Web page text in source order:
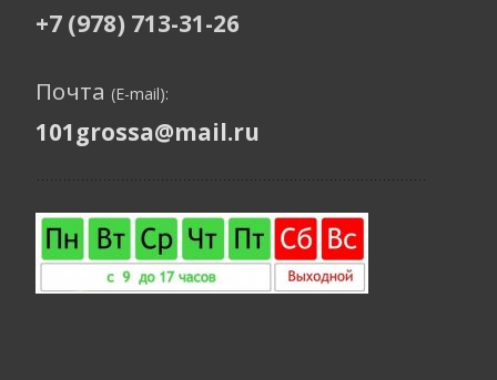
+7 (978) 713-31-26
Почта (E-mail):
101grossa@mail.ru